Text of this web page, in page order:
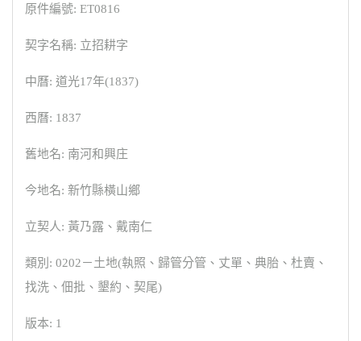
原件編號: ET0816
契字名稱: 立招耕字
中曆: 道光17年(1837)
西曆: 1837
舊地名: 南河和興庄
今地名: 新竹縣橫山鄉
立契人: 黃乃露、戴南仁
類別: 0202－土地(執照、歸管分管、丈單、典胎、杜賣、
找洗、佃批、墾約、契尾)
版本: 1